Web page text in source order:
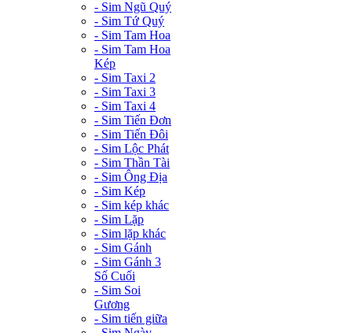
- Sim Ngũ Quý
- Sim Tứ Quý
- Sim Tam Hoa
- Sim Tam Hoa
Kép
- Sim Taxi 2
- Sim Taxi 3
- Sim Taxi 4
- Sim Tiến Đơn
- Sim Tiến Đôi
- Sim Lộc Phát
- Sim Thần Tài
- Sim Ông Địa
- Sim Kép
- Sim kép khác
- Sim Lặp
- Sim lặp khác
- Sim Gánh
- Sim Gánh 3
Số Cuối
- Sim Soi
Gương
- Sim tiến giữa